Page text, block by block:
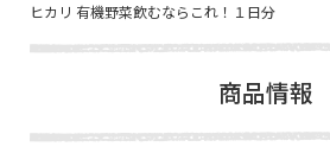
ヒカリ 有機野菜飲むならこれ！１日分
商品情報